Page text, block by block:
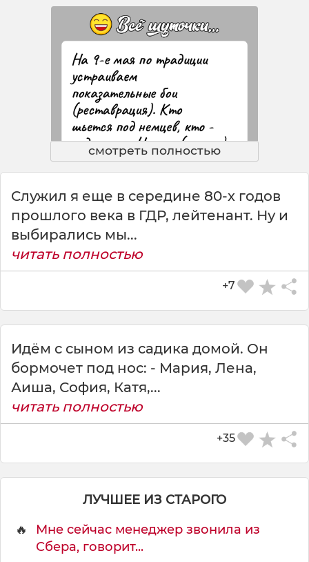
СКАЧАТЬ КАРТИНКУ
смотреть полностью
Служил я еще в середине 80-х годов
прошлого века в ГДР, лейтенант. Ну и
выбирались мы...
читать полностью
+7
Идём с сыном из садика домой. Он
бормочет под нос: - Мария, Лена,
Аиша, София, Катя,...
читать полностью
+35
ЛУЧШЕЕ ИЗ СТАРОГО
🔥
Мне сейчас менеджер звонила из
Сбера, говорит...